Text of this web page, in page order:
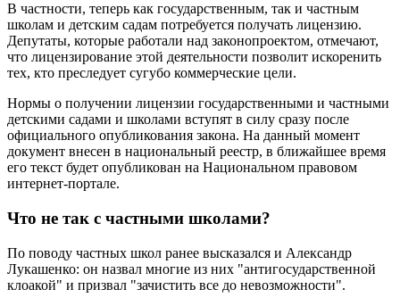
В частности, теперь как государственным, так и частным
школам и детским садам потребуется получать лицензию.
Депутаты, которые работали над законопроектом, отмечают,
что лицензирование этой деятельности позволит искоренить
тех, кто преследует сугубо коммерческие цели.
Нормы о получении лицензии государственными и частными
детскими садами и школами вступят в силу сразу после
официального опубликования закона. На данный момент
документ внесен в национальный реестр, в ближайшее время
его текст будет опубликован на Национальном правовом
интернет-портале.
Что не так с частными школами?
По поводу частных школ ранее высказался и Александр
Лукашенко: он назвал многие из них "антигосударственной
клоакой" и призвал "зачистить все до невозможности".